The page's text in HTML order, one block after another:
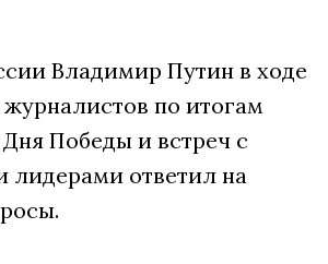
Владимир Путин в ходе
по итогам
Победы и встреч с
лидерами ответил на